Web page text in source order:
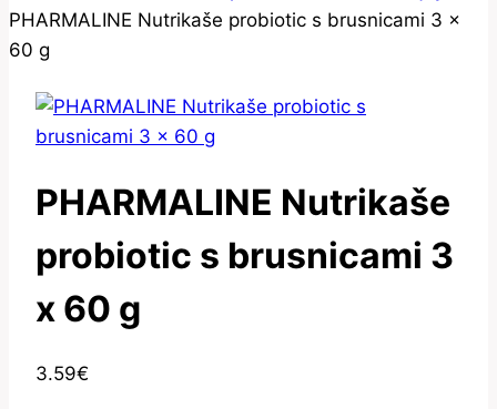
PHARMALINE Nutrikaše probiotic s brusnicami 3 x
60 g
PHARMALINE Nutrikaše
probiotic s brusnicami 3
x 60 g
3.59€